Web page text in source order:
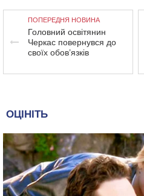
ПОПЕРЕДНЯ НОВИНА
Головний освітянин
Черкас повернувся до
своїх обов’язків